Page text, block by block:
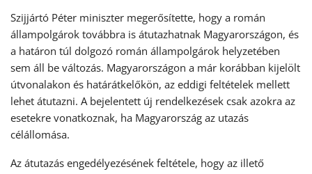
Szijjártó Péter miniszter megerősítette, hogy a román
állampolgárok továbbra is átutazhatnak Magyarországon, és
a határon túl dolgozó román állampolgárok helyzetében
sem áll be változás. Magyarországon a már korábban kijelölt
útvonalakon és határátkelőkön, az eddigi feltételek mellett
lehet átutazni. A bejelentett új rendelkezések csak azokra az
esetekre vonatkoznak, ha Magyarország az utazás
célállomása.
Az átutazás engedélyezésének feltétele, hogy az illető